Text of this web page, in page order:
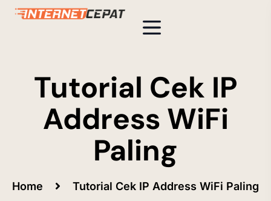
Tutorial Cek IP
Address WiFi
Paling
Home Tutorial Cek IP Address WiFi Paling